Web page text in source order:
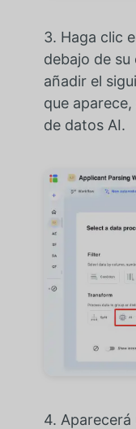
3. Haga clic
debajo de
añadir el
que
de datos AI.
4.